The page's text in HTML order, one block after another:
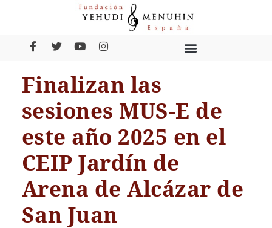
Finalizan las
sesiones MUS-E de
este año 2025 en el
CEIP Jardín de
Arena de Alcázar de
San Juan